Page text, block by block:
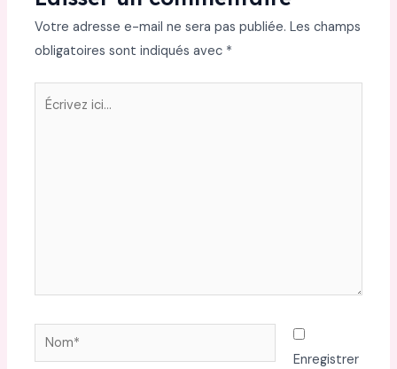
Votre adresse e-mail ne sera pas publiée. Les champs
obligatoires sont indiqués avec *
Écrivez
Nom*
Enregistrer